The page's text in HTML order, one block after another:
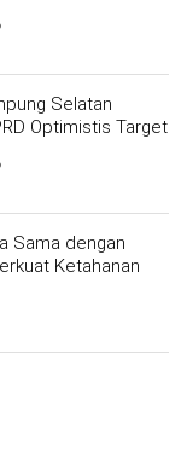
Selatan
Optimistis Target
Sama dengan
Ketahanan